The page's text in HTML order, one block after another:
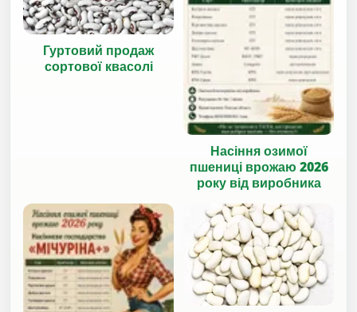
Гуртовий продаж
сортової квасолі
Насіння озимої
пшениці врожаю 2026
року від виробника